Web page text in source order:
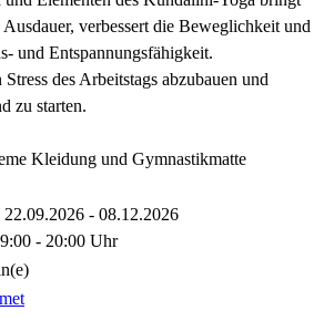
verbessert die Beweglichkeit und
und Entspannungsfähigkeit.
des Arbeitstags abzubauen und
zu starten.
Kleidung und Gymnastikmatte
22.09.2026 - 08.12.2026
- 20:00 Uhr